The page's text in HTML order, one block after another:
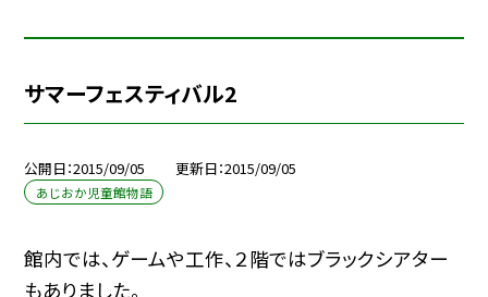
サマーフェスティバル2
公開日 2015/09/05 更新日 2015/09/05
あじおか児童館物語
館内では、ゲームや工作、２階ではブラックシアター
もありました。